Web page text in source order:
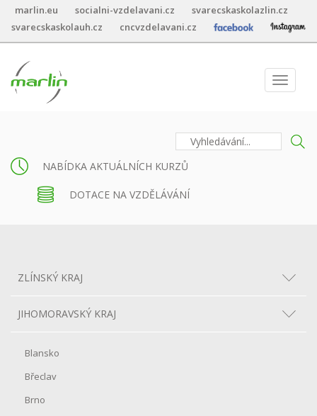
marlin.eu socialni-vzdelavani.cz
svarecskaskolazlin.cz
svarecskaskolauh.cz
cncvzdelavani.cz
Toggle
NABÍDKA AKTUÁLNÍCH KURZŮ
DOTACE NA VZDĚLÁVÁNÍ
ZLÍNSKÝ KRAJ
JIHOMORAVSKÝ KRAJ
Blansko
Břeclav
Brno